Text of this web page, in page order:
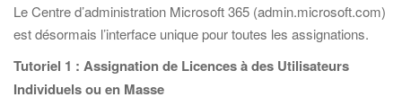
Le Centre d’administration Microsoft 365 (admin.microsoft.com)
est désormais l’interface unique pour toutes les assignations.
Tutoriel 1 : Assignation de Licences à des Utilisateurs
Individuels ou en Masse